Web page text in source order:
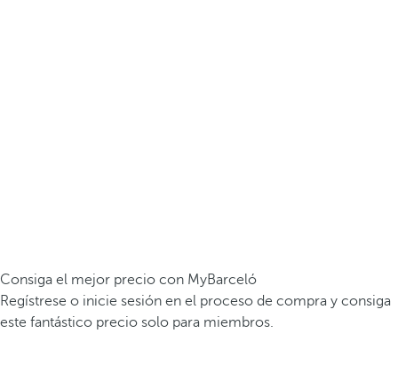
Consiga el mejor precio con MyBarceló
Regístrese o inicie sesión en el proceso de compra y consiga
este fantástico precio solo para miembros.